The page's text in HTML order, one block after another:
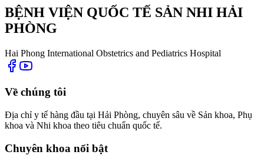
BỆNH VIỆN QUỐC TẾ SẢN NHI HẢI
PHÒNG
Hai Phong International Obstetrics and Pediatrics Hospital
Về chúng tôi
Địa chỉ y tế hàng đầu tại Hải Phòng, chuyên sâu về Sản khoa, Phụ
khoa và Nhi khoa theo tiêu chuẩn quốc tế.
Chuyên khoa nổi bật